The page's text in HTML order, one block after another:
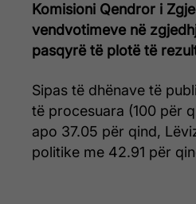
Komisioni Qendror i
vendvotimeve në
pasqyrë të plotë të
Sipas të dhënave të
të procesuara (100 për
apo 37.05 për qind,
politike me 42.91 për